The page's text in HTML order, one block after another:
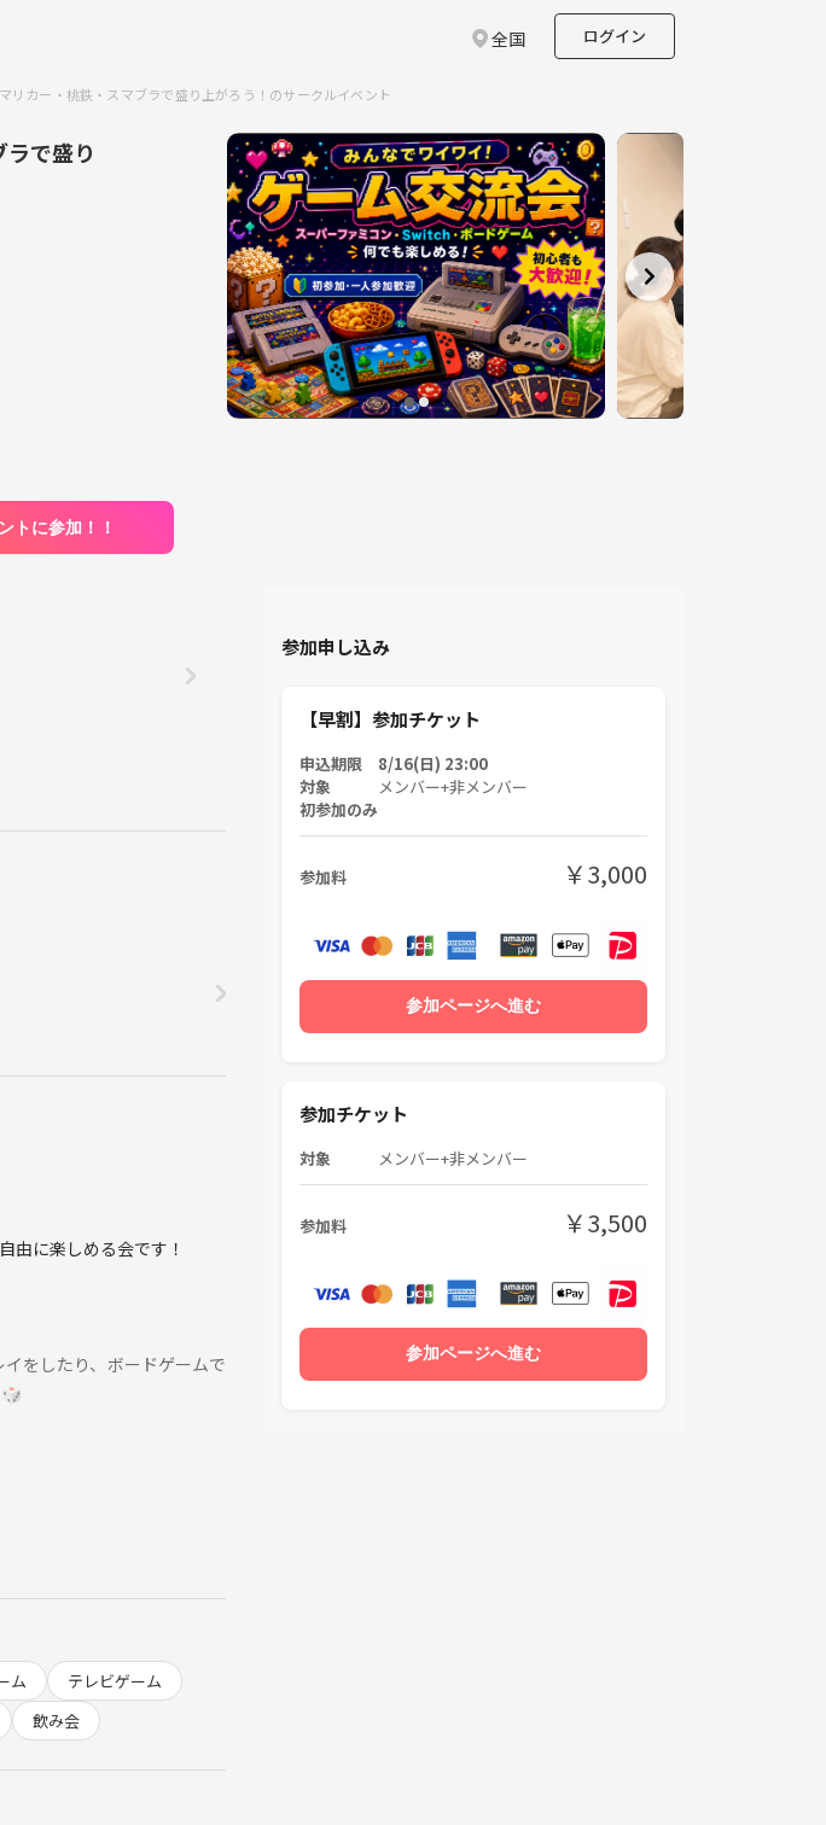
全国 ログイン
リカー・桃鉄・スマブラで盛り上がろう！のサークルイベント
で盛り
トに参加！！
由に楽しめる会です！
をしたり、ボードゲームで
ム
テレビゲーム
飲み会
参加申し込み
【早割】参加チケット
申込期限 8/16(日) 23:00
対象 メンバー+非メンバー
初参加のみ
参加料 ￥3,000
参加ページへ進む
参加チケット
対象 メンバー+非メンバー
参加料 ￥3,500
参加ページへ進む